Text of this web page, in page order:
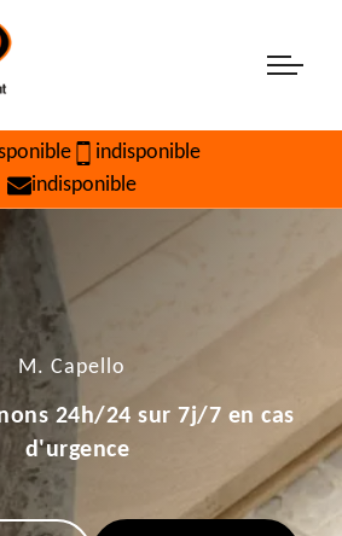
indisponible
indisponible
M. Capello
24h/24 sur 7j/7 en cas
d'urgence